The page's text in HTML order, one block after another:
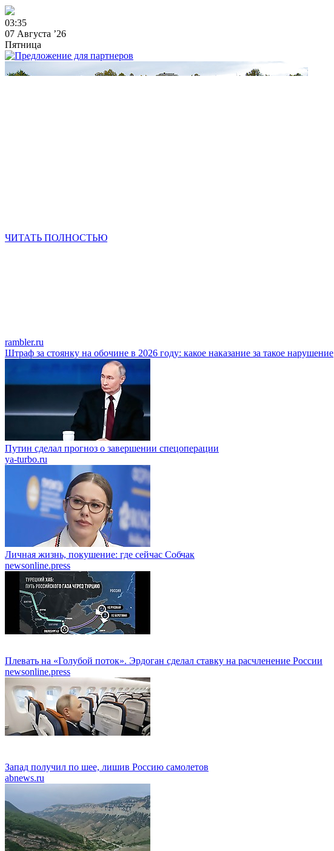
03:35
07 Августа ’26
Пятница
ЧИТАТЬ ПОЛНОСТЬЮ
rambler.ru
Штраф за стоянку на обочине в 2026 году: какое наказание за такое нарушение
Путин сделал прогноз о завершении спецоперации
ya-turbo.ru
Личная жизнь, покушение: где сейчас Собчак
newsonline.press
Плевать на «Голубой поток». Эрдоган сделал ставку на расчленение России
newsonline.press
Запад получил по шее, лишив Россию самолетов
abnews.ru